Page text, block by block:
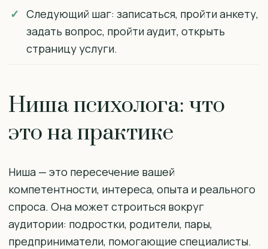
Следующий шаг: записаться, пройти анкету,
задать вопрос, пройти аудит, открыть
страницу услуги.
Ниша психолога: что
это на практике
Ниша — это пересечение вашей
компетентности, интереса, опыта и реального
спроса. Она может строиться вокруг
аудитории: подростки, родители, пары,
предприниматели, помогающие специалисты.